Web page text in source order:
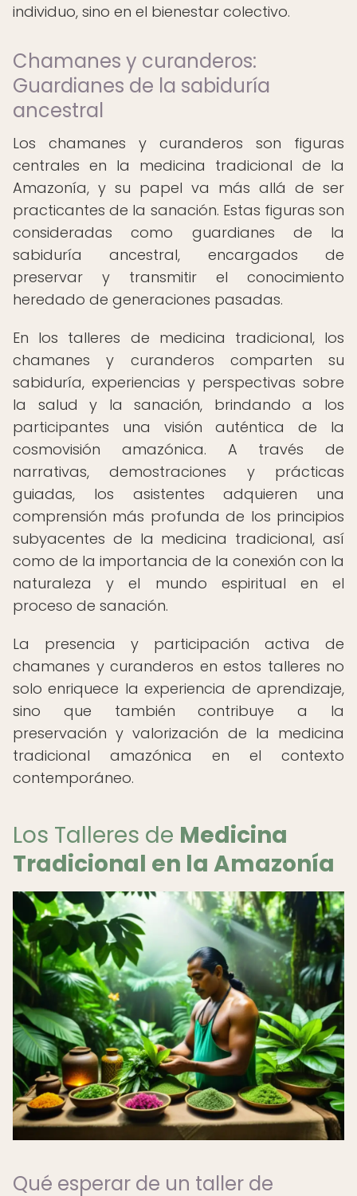
individuo, sino en el bienestar colectivo.
Chamanes y curanderos:
Guardianes de la sabiduría
ancestral
Los chamanes y curanderos son figuras
centrales en la medicina tradicional de la
Amazonía, y su papel va más allá de ser
practicantes de la sanación. Estas figuras son
consideradas como guardianes de la
sabiduría ancestral, encargados de
preservar y transmitir el conocimiento
heredado de generaciones pasadas.
En los talleres de medicina tradicional, los
chamanes y curanderos comparten su
sabiduría, experiencias y perspectivas sobre
la salud y la sanación, brindando a los
participantes una visión auténtica de la
cosmovisión amazónica. A través de
narrativas, demostraciones y prácticas
guiadas, los asistentes adquieren una
comprensión más profunda de los principios
subyacentes de la medicina tradicional, así
como de la importancia de la conexión con la
naturaleza y el mundo espiritual en el
proceso de sanación.
La presencia y participación activa de
chamanes y curanderos en estos talleres no
solo enriquece la experiencia de aprendizaje,
sino que también contribuye a la
preservación y valorización de la medicina
tradicional amazónica en el contexto
contemporáneo.
Los Talleres de Medicina
Tradicional en la Amazonía
Qué esperar de un taller de